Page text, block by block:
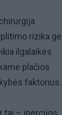
rizika
ilgalaikės
plačios
faktorius.
tai – inercijos